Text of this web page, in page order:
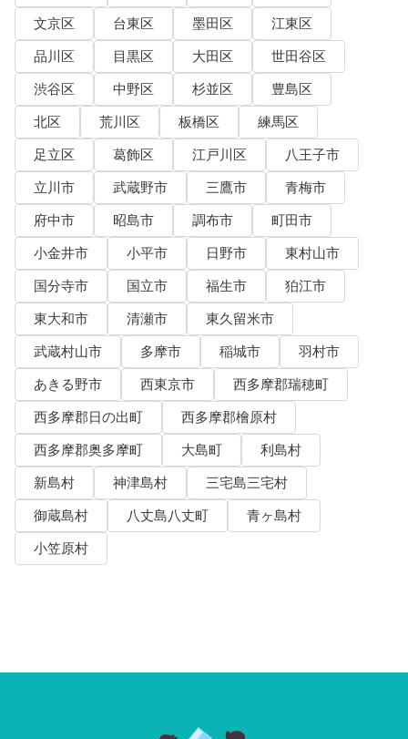
文京区
台東区 墨田区
江東区
品川区
目黒区 大田区
世田谷区
渋谷区
中野区 杉並区
豊島区
北区
荒川区 板橋区
練馬区
足立区
葛飾区 江戸川区
八王子市
立川市
武蔵野市 三鷹市
青梅市
府中市
昭島市 調布市
町田市
小金井市
小平市 日野市
東村山市
国分寺市
国立市 福生市
狛江市
東大和市
清瀬市
東久留米市
武蔵村山市
多摩市 稲城市
羽村市
あきる野市
西東京市
西多摩郡瑞穂町
西多摩郡日の出町
西多摩郡檜原村
西多摩郡奥多摩町
大島町
利島村
新島村
神津島村
三宅島三宅村
御蔵島村
八丈島八丈町
青ヶ島村
小笠原村